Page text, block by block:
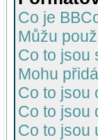
Co je
Můžu
Co to jsou
Mohu
Co to jsou
Co to jsou
Co to jsou